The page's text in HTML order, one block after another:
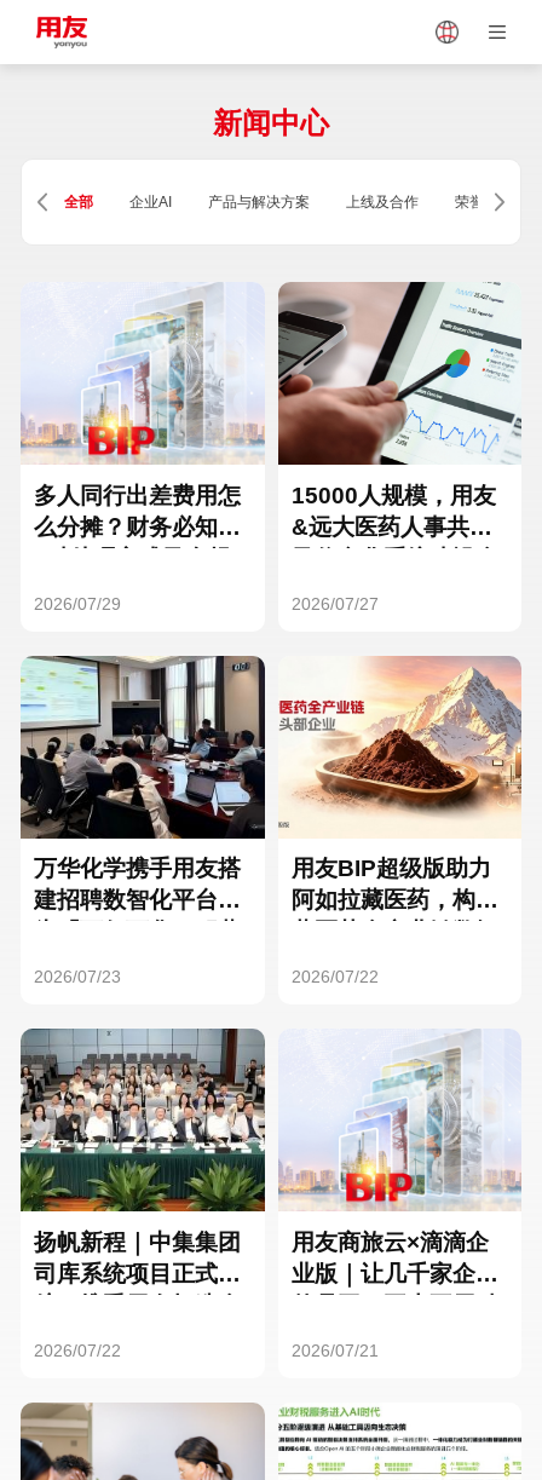
Vietnam
Singapore Malaysia
Thailand
Turkey
Hungary Mexico
Hong Kong Macau
新闻中心
全部 企业AI 产品与解决方案 上线及合作 荣誉及资质
多人同行出差费用怎
么分摊？财务必知的
2026/07/29
15000人规模，用友
&远大医药人事共享
2026/07/27
万华化学携手用友搭
建招聘数智化平台，
2026/07/23
用友BIP超级版助力
阿如拉藏医药，构建
2026/07/22
扬帆新程｜中集集团
司库系统项目正式启
2026/07/22
用友商旅云×滴滴企
业版｜让几千家企业
2026/07/21